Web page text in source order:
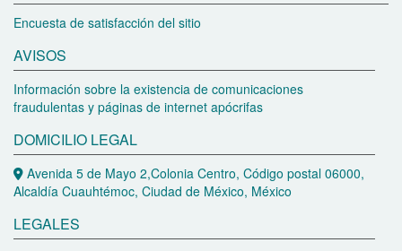
Encuesta de satisfacción del sitio
AVISOS
Información sobre la existencia de comunicaciones
fraudulentas y páginas de internet apócrifas
DOMICILIO LEGAL
Avenida 5 de Mayo 2,Colonia Centro, Código postal 06000,
Alcaldía Cuauhtémoc, Ciudad de México, México
LEGALES